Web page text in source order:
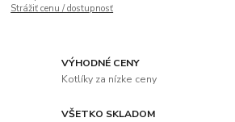
Strážiť cenu / dostupnosť
VÝHODNÉ CENY
Kotlíky za nízke ceny
VŠETKO SKLADOM